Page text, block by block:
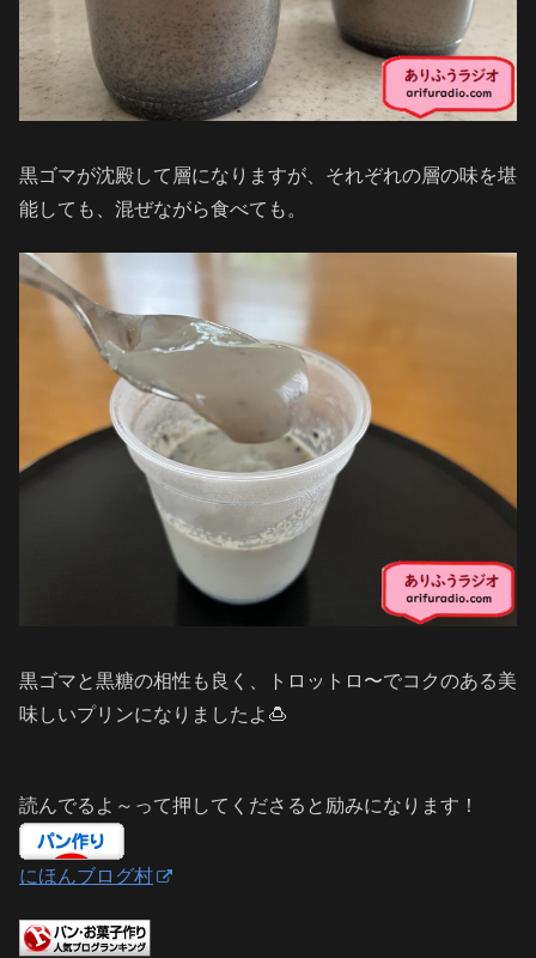
黒ゴマが沈殿して層になりますが、それぞれの層の味を堪
能しても、混ぜながら食べても。
黒ゴマと黒糖の相性も良く、トロットロ〜でコクのある美
味しいプリンになりましたよ🍮
読んでるよ～って押してくださると励みになります！
にほんブログ村